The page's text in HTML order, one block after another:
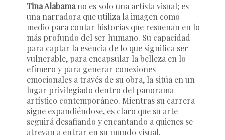
Tina Alabamano es solo una artista visual; es
una narradora que utiliza la imagen como
medio para contar historias que resuenan en lo
más profundo del ser humano. Su capacidad
para captar la esencia de lo que significa ser
vulnerable, para encapsular la belleza en lo
efímero y para generar conexiones
emocionales a través de su obra, la sitúa en un
lugar privilegiado dentro del panorama
artístico contemporáneo. Mientras su carrera
sigue expandiéndose, es claro que su arte
seguirá desafiando y encantando a quienes se
atrevan a entrar en su mundo visual.